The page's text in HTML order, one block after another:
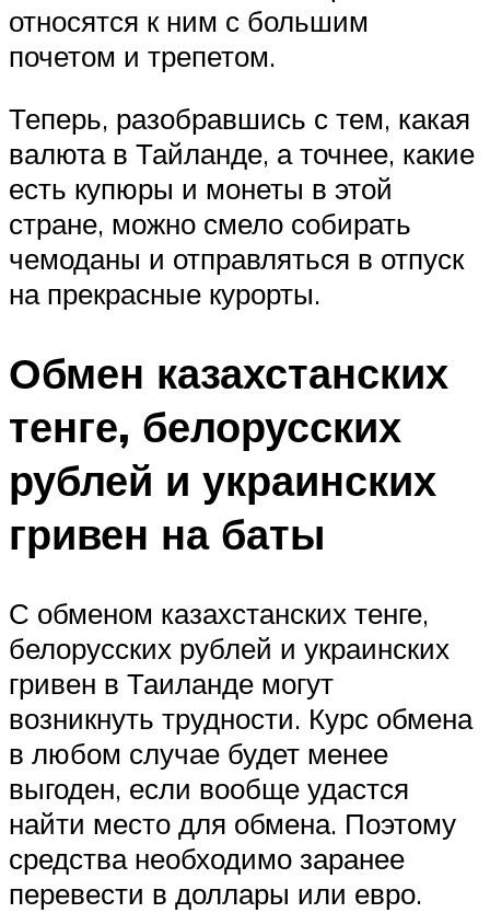
относятся к ним с большим
почетом и трепетом.
Теперь, разобравшись с тем, какая
валюта в Тайланде, а точнее, какие
есть купюры и монеты в этой
стране, можно смело собирать
чемоданы и отправляться в отпуск
на прекрасные курорты.
Обмен казахстанских
тенге, белорусских
рублей и украинских
гривен на баты
С обменом казахстанских тенге,
белорусских рублей и украинских
гривен в Таиланде могут
возникнуть трудности. Курс обмена
в любом случае будет менее
выгоден, если вообще удастся
найти место для обмена. Поэтому
средства необходимо заранее
перевести в доллары или евро.